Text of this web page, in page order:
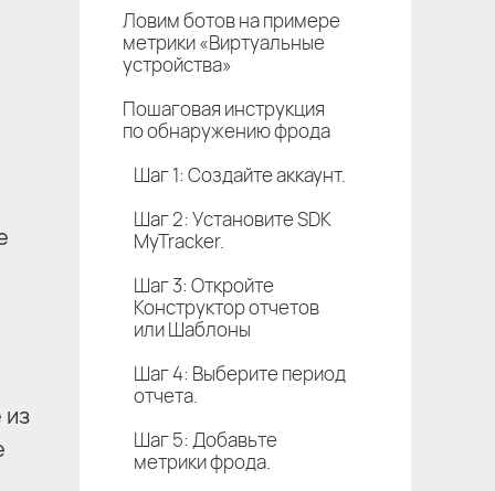
Ловим ботов на примере
метрики «Виртуальные
устройства»
Пошаговая инструкция
по обнаружению фрода
Шаг 1: Создайте аккаунт.
Шаг 2: Установите SDK
MyTracker.
Шаг 3: Откройте
Конструктор отчетов
или Шаблоны
Шаг 4: Выберите период
отчета.
Шаг 5: Добавьте
метрики фрода.